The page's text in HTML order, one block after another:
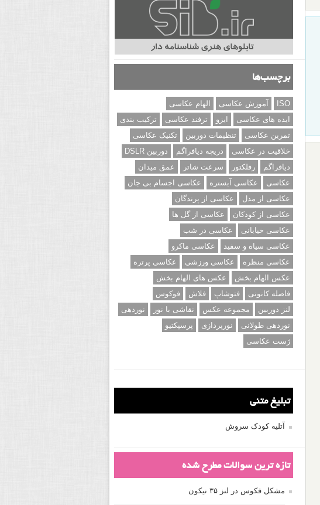
برچسب‌ها
ISO آموزش عکاسی
الهام عکاسی
ایده های عکاسی
ایزو ترفند عکاسی
ترکیب بندی
تمرین عکاسی
تنظیمات دوربین
تکنیک عکاسی
خلاقیت در عکاسی
دریچه دیافراگم
دوربین DSLR
دیافراگم
رفلکتور سرعت شاتر
عمق میدان
عکاسی
عکاسی آبستره
عکاسی اجسام بی جان
عکاسی از مدل
عکاسی از پرندگان
عکاسی از کودکان
عکاسی از گل ها
عکاسی خیابانی
عکاسی در شب
عکاسی سیاه و سفید
عکاسی ماکرو
عکاسی منظره
عکاسی ورزشی
عکاسی پرتره
عکس الهام بخش
عکس های الهام بخش
فاصله کانونی
فتوشاپ فلاش
فوکوس
لنز دوربین
مجموعه عکس نقاشی با نور
نوردهی
نوردهی طولانی
نورپردازی
پرسپکتیو
ژست عکاسی
تبلیغ متنی
آتلیه کودک سروش
تازه ترین سوالات مطرح شده
مشکل فکوس در لنز ۳۵ نیکون